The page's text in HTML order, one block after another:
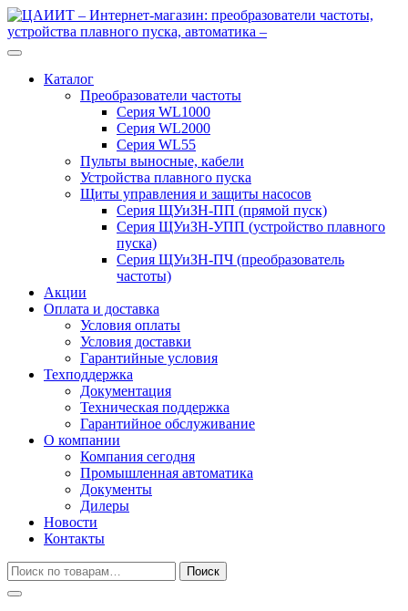
Перейти
к
навигации
Перейти
к
содержимому
Каталог
Преобразователи частоты
Серия WL1000
Серия WL2000
Серия WL55
Пульты выносные, кабели
Устройства плавного пуска
Щиты управления и защиты насосов
Серия ЩУиЗН-ПП (прямой пуск)
Серия ЩУиЗН-УПП (устройство плавного
пуска)
Серия ЩУиЗН-ПЧ (преобразователь
частоты)
Акции
Оплата и доставка
Условия оплаты
Условия доставки
Гарантийные условия
Техподдержка
Документация
Техническая поддержка
Гарантийное обслуживание
О компании
Компания сегодня
Промышленная автоматика
Документы
Дилеры
Новости
Контакты
Искать:
Поиск